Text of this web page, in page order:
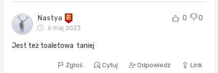
Nastya
6 maj 2023
0 0
Jest też toaletowa taniej
Zgłoś Cytuj Odpowiedz Link